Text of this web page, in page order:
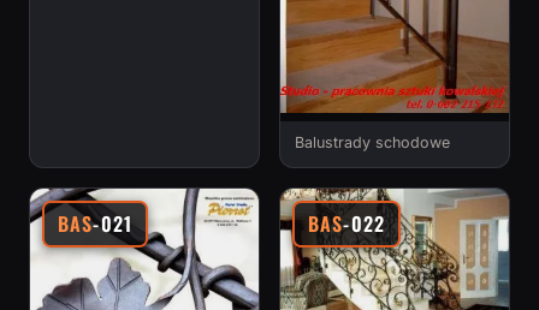
Balustrady schodowe
BAS-021 BAS-022